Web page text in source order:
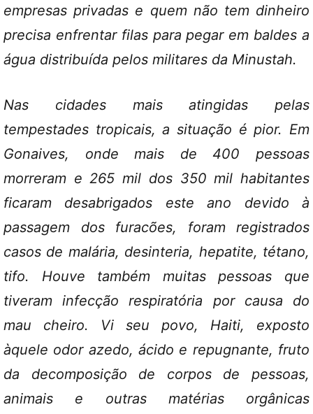
empresas privadas e quem não tem dinheiro
precisa enfrentar filas para pegar em baldes a
água distribuída pelos militares da Minustah.
Nas cidades mais atingidas pelas
tempestades tropicais, a situação é pior. Em
Gonaives, onde mais de 400 pessoas
morreram e 265 mil dos 350 mil habitantes
ficaram desabrigados este ano devido à
passagem dos furacões, foram registrados
casos de malária, desinteria, hepatite, tétano,
tifo. Houve também muitas pessoas que
tiveram infecção respiratória por causa do
mau cheiro. Vi seu povo, Haiti, exposto
àquele odor azedo, ácido e repugnante, fruto
da decomposição de corpos de pessoas,
animais e outras matérias orgânicas